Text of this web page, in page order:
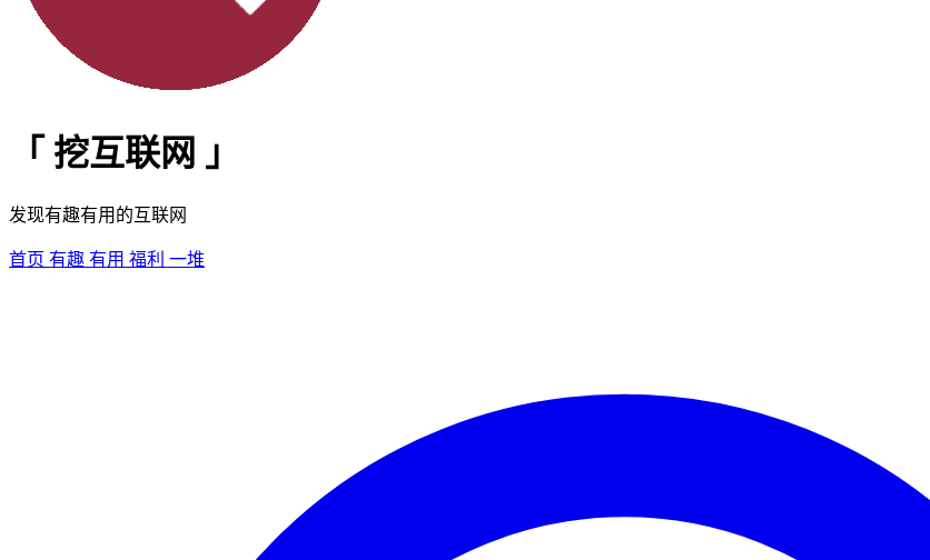
「 挖互联网 」
发现有趣有用的互联网
首页 有趣 有用 福利 一堆